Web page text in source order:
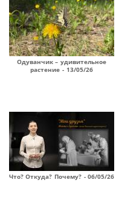
Одуванчик – удивительное
растение - 13/05/26
Что? Откуда? Почему? - 06/05/26